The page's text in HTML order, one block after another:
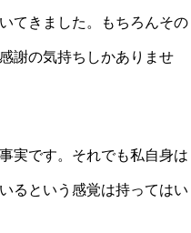
てきました。もちろんその
謝の気持ちしかありませ
実です。それでも私自身は
るという感覚は持ってはい